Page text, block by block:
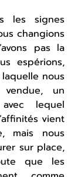
les signes
changions
pas la
espérions,
nous
un
lequel
vient
mais nous
sur place,
que les